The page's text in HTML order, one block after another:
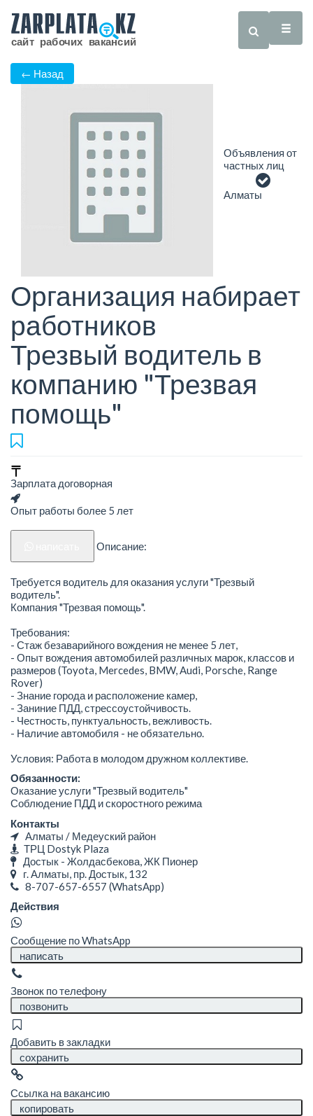
← Назад
Объявления от
частных лиц
Алматы
Организация набирает
работников
Трезвый водитель в
компанию "Трезвая
помощь"
Зарплата договорная
Опыт работы более 5 лет
Описание:
Требуется водитель для оказания услуги "Трезвый
водитель".
Компания "Трезвая помощь".
Требования:
- Стаж безаварийного вождения не менее 5 лет,
- Опыт вождения автомобилей различных марок, классов и
размеров (Toyota, Mercedes, BMW, Audi, Porsche, Range
Rover)
- Знание города и расположение камер,
- Заниние ПДД, стрессоустойчивость.
- Честность, пунктуальность, вежливость.
- Наличие автомобиля - не обязательно.
Условия: Работа в молодом дружном коллективе.
Обязанности:
Оказание услуги "Трезвый водитель"
Соблюдение ПДД и скоростного режима
Контакты
Алматы / Медеуский район
ТРЦ Dostyk Plaza
Достык - Жолдасбекова, ЖК Пионер
г. Алматы, пр. Достык, 132
8-707-657-6557 (WhatsApp)
Действия
Сообщение по WhatsApp
написать
Звонок по телефону
позвонить
Добавить в закладки
сохранить
Ссылка на вакансию
копировать